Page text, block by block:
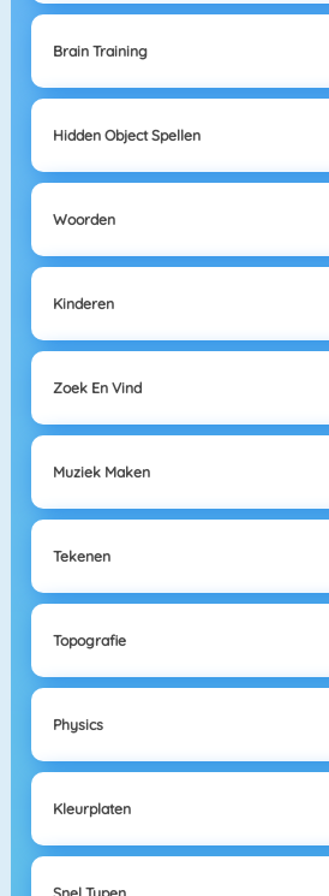
Brain Training
Hidden Object Spellen
Woorden
Kinderen
Zoek En Vind
Muziek Maken
Tekenen
Topografie
Physics
Kleurplaten